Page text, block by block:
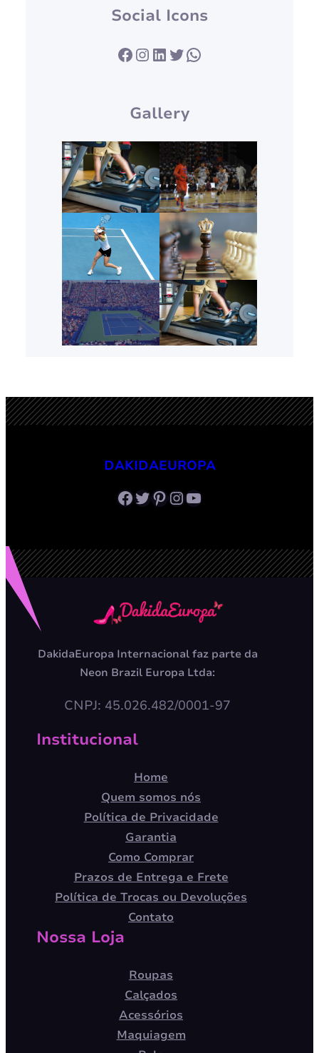
Social Icons
Facebook InstagramLinkedIn Twitter WhatsApp
Gallery
DAKIDAEUROPA
Facebook Twitter Pinterest InstagramYoutube
DakidaEuropa Internacional faz parte da
Neon Brazil Europa Ltda:
CNPJ: 45.026.482/0001-97
Institucional
Home
Quem somos nós
Política de Privacidade
Garantia
Como Comprar
Prazos de Entrega e Frete
Política de Trocas ou Devoluções
Contato
Nossa Loja
Roupas
Calçados
Acessórios
Maquiagem